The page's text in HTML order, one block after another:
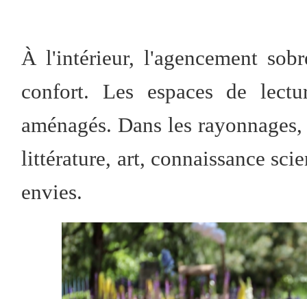
À l'intérieur, l'agencement
confort. Les espaces de
aménagés. Dans les
littérature, art, connaissance
envies.